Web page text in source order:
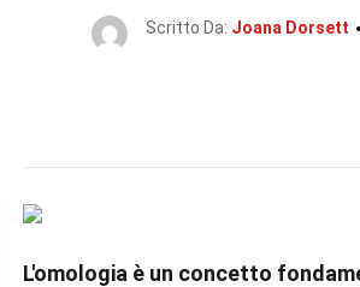
Scritto Da: Joana Dorsett
L'omologia è un concetto